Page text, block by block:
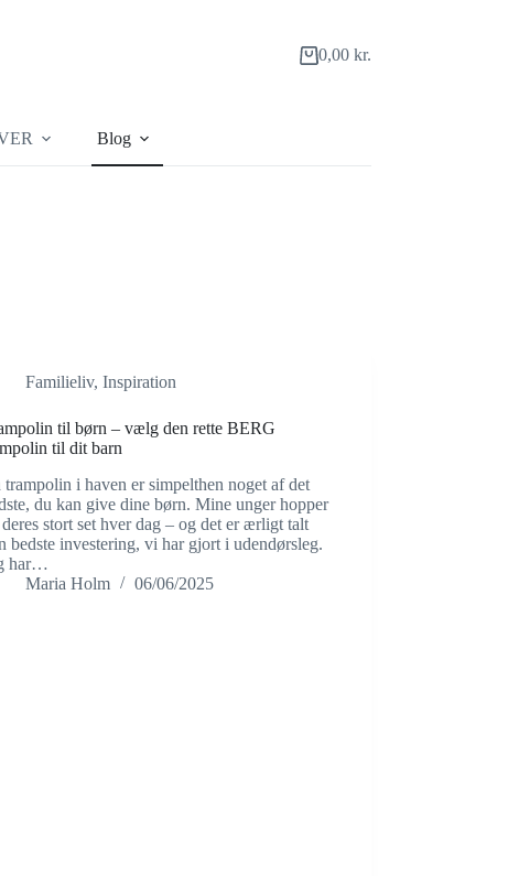
Indkøbskurv
0,00 kr.
Blog
Familieliv,Inspiration
til børn – vælg den rette BERG
til dit barn
trampolin i haven er simpelthen noget af det
du kan give dine børn. Mine unger hopper
deres stort set hver dag – og det er ærligt talt
bedste investering, vi har gjort i udendørsleg.
har…
Maria Holm
06/06/2025